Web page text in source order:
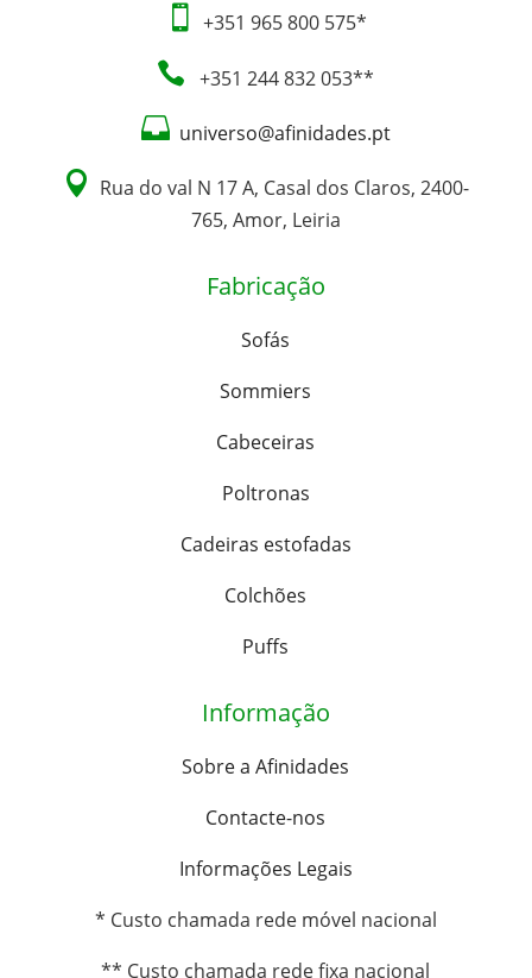
 +351 965 800 575*
 +351 244 832 053**
 universo@afinidades.pt
 Rua do val N 17 A, Casal dos Claros, 2400-
765, Amor, Leiria
Fabricação
Sofás
Sommiers
Cabeceiras
Poltronas
Cadeiras estofadas
Colchões
Puffs
Informação
Sobre a Afinidades
Contacte-nos
Informações Legais
* Custo chamada rede móvel nacional
** Custo chamada rede fixa nacional